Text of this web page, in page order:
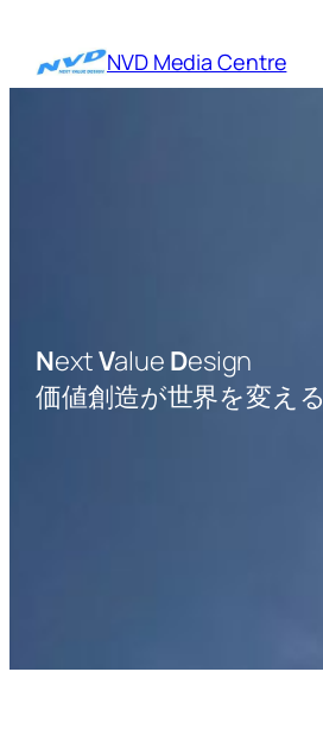
を
NVD Media Centre
NextValue Design
価値創造が世界を変える